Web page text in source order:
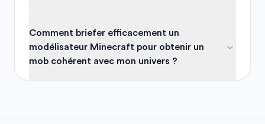
Comment briefer efficacement un
modélisateur Minecraft pour obtenir un
mob cohérent avec mon univers ?